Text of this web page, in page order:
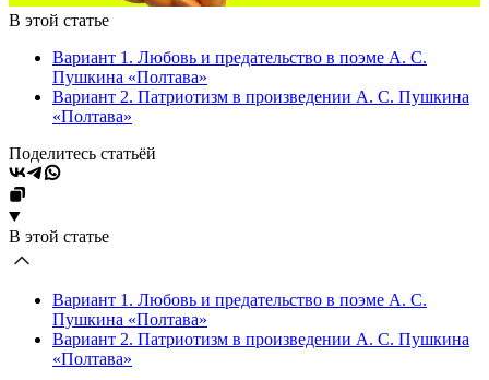
В этой статье
Вариант 1. Любовь и предательство в поэме А. С.
Пушкина «Полтава»
Вариант 2. Патриотизм в произведении А. С. Пушкина
«Полтава»
Поделитесь статьёй
В этой статье
Вариант 1. Любовь и предательство в поэме А. С.
Пушкина «Полтава»
Вариант 2. Патриотизм в произведении А. С. Пушкина
«Полтава»